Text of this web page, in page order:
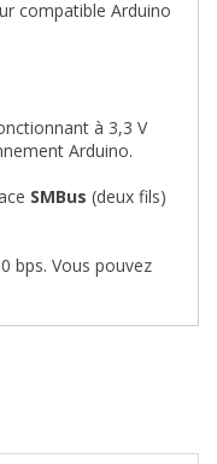
compatible Arduino
à 3,3 V
Arduino.
SMBus (deux fils)
bps. Vous pouvez